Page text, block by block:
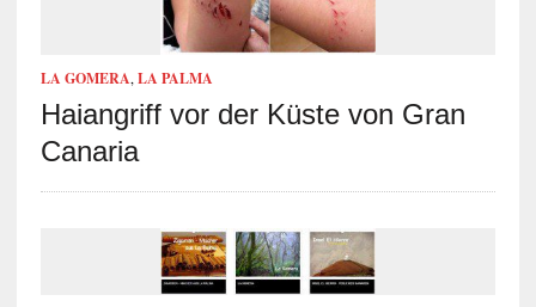
LA GOMERA, LA PALMA
Haiangriff vor der Küste von Gran
Canaria